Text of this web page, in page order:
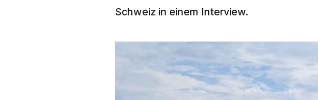
Schweiz in einem Interview.